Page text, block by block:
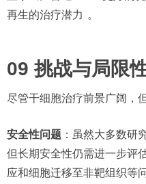
再生的治疗潜力 。
09 挑战与局限
尽管干细胞治疗前景广阔，
安全性问题 ：虽然大多数研
但长期安全性仍需进一步评
应和细胞迁移至非靶组织等